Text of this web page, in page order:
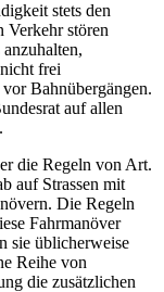
stets den
Verkehr stören
frei
Bahnübergängen.
auf allen
die Regeln von Art.
auf Strassen mit
Die Regeln
Fahrmanöver
sie üblicherweise
Reihe von
die zusätzlichen